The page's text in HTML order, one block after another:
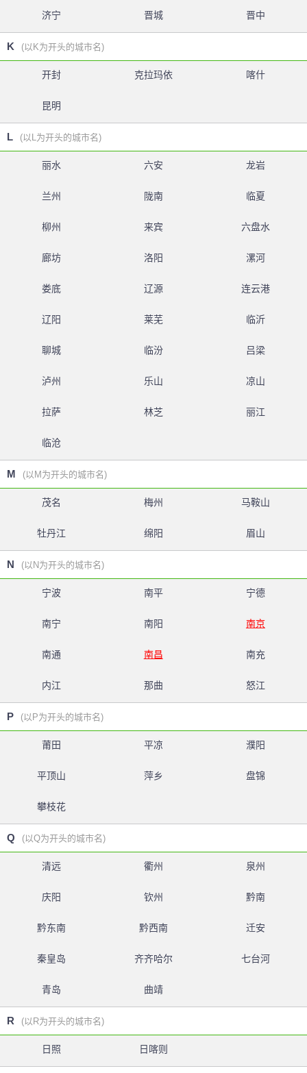
济宁 晋城 晋中
K (以K为开头的城市名)
开封 克拉玛依 喀什
昆明
L (以L为开头的城市名)
丽水 六安 龙岩
兰州 陇南 临夏
柳州 来宾 六盘水
廊坊 洛阳 漯河
娄底 辽源 连云港
辽阳 莱芜 临沂
聊城 临汾 吕梁
泸州 乐山 凉山
拉萨 林芝 丽江
临沧
M (以M为开头的城市名)
茂名 梅州 马鞍山
牡丹江 绵阳 眉山
N (以N为开头的城市名)
宁波 南平 宁德
南宁 南阳 南京
南通 南昌 南充
内江 那曲 怒江
P (以P为开头的城市名)
莆田 平凉 濮阳
平顶山 萍乡 盘锦
攀枝花
Q (以Q为开头的城市名)
清远 衢州 泉州
庆阳 钦州 黔南
黔东南 黔西南 迁安
秦皇岛 齐齐哈尔 七台河
青岛 曲靖
R (以R为开头的城市名)
日照 日喀则